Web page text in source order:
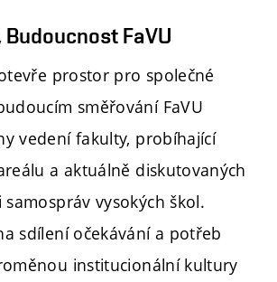
Budoucnost FaVU
prostor pro společné
směřování FaVU
vedení fakulty, probíhající
a aktuálně diskutovaných
vysokých škol.
sdílení očekávání a potřeb
institucionální kultury